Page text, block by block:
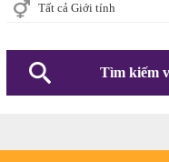
Tất cả Giới tính